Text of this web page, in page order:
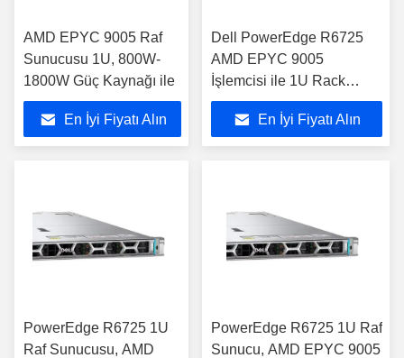
AMD EPYC 9005 Raf
Sunucusu 1U, 800W-
1800W Güç Kaynağı ile
En İyi Fiyatı Alın
Dell PowerEdge R6725
AMD EPYC 9005
İşlemcisi ile 1U Rack
Sunucusu
En İyi Fiyatı Alın
PowerEdge R6725 1U
Raf Sunucusu, AMD
PowerEdge R6725 1U Raf
Sunucu, AMD EPYC 9005